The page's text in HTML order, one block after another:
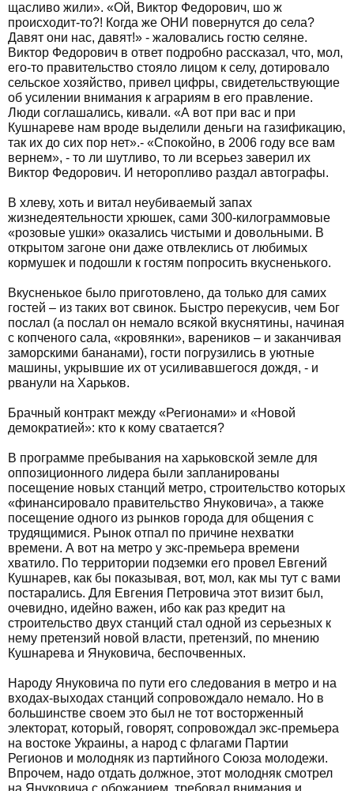
щасливо жили». «Ой, Виктор Федорович, шо ж
происходит-то?! Когда же ОНИ повернутся до села?
Давят они нас, давят!» - жаловались гостю селяне.
Виктор Федорович в ответ подробно рассказал, что, мол,
его-то правительство стояло лицом к селу, дотировало
сельское хозяйство, привел цифры, свидетельствующие
об усилении внимания к аграриям в его правление.
Люди соглашались, кивали. «А вот при вас и при
Кушнареве нам вроде выделили деньги на газификацию,
так их до сих пор нет».- «Спокойно, в 2006 году все вам
вернем», - то ли шутливо, то ли всерьез заверил их
Виктор Федорович. И неторопливо раздал автографы.
В хлеву, хоть и витал неубиваемый запах
жизнедеятельности хрюшек, сами 300-килограммовые
«розовые ушки» оказались чистыми и довольными. В
открытом загоне они даже отвлеклись от любимых
кормушек и подошли к гостям попросить вкусненького.
Вкусненькое было приготовлено, да только для самих
гостей – из таких вот свинок. Быстро перекусив, чем Бог
послал (а послал он немало всякой вкуснятины, начиная
с копченого сала, «кровянки», вареников – и заканчивая
заморскими бананами), гости погрузились в уютные
машины, укрывшие их от усиливавшегося дождя, - и
рванули на Харьков.
Брачный контракт между «Регионами» и «Новой
демократией»: кто к кому сватается?
В программе пребывания на харьковской земле для
оппозиционного лидера были запланированы
посещение новых станций метро, строительство которых
«финансировало правительство Януковича», а также
посещение одного из рынков города для общения с
трудящимися. Рынок отпал по причине нехватки
времени. А вот на метро у экс-премьера времени
хватило. По территории подземки его провел Евгений
Кушнарев, как бы показывая, вот, мол, как мы тут с вами
постарались. Для Евгения Петровича этот визит был,
очевидно, идейно важен, ибо как раз кредит на
строительство двух станций стал одной из серьезных к
нему претензий новой власти, претензий, по мнению
Кушнарева и Януковича, беспочвенных.
Народу Януковича по пути его следования в метро и на
входах-выходах станций сопровождало немало. Но в
большинстве своем это был не тот восторженный
электорат, который, говорят, сопровождал экс-премьера
на востоке Украины, а народ с флагами Партии
Регионов и молодняк из партийного Союза молодежи.
Впрочем, надо отдать должное, этот молодняк смотрел
на Януковича с обожанием, требовал внимания и